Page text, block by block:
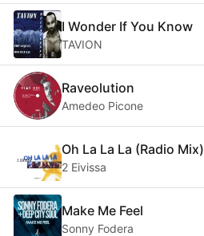
I Wonder If You Know
TAVION
Raveolution
Amedeo Picone
Oh La La La (Radio Mix)
2 Eivissa
Make Me Feel
Sonny Fodera